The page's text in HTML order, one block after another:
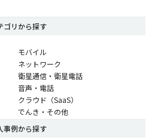
ゴリから探す
モバイル
ネットワーク
衛星通信・衛星電話
音声・電話
クラウド（SaaS）
でんき・その他
事例から探す